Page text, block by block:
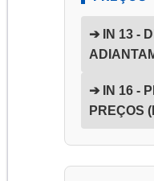
➔ IN 13 -
➔ IN 16 -
PREÇOS